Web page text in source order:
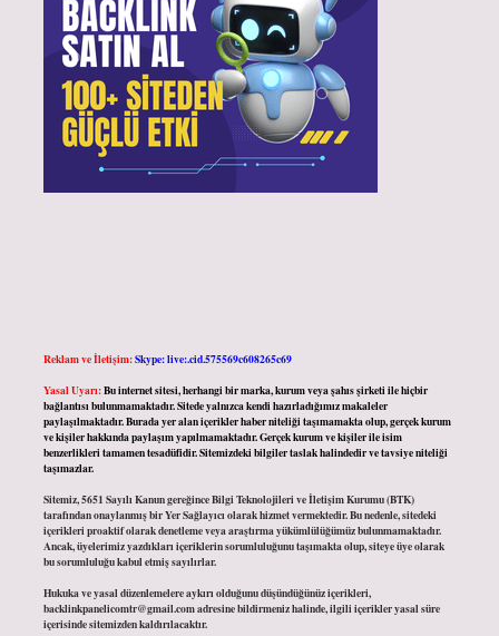
Reklam ve İletişim:Skype: live:.cid.575569c608265c69
Yasal Uyarı:Bu internet sitesi, herhangi bir marka, kurum veya şahıs şirketi ile hiçbir
bağlantısı bulunmamaktadır. Sitede yalnızca kendi hazırladığımız makaleler
paylaşılmaktadır. Burada yer alan içerikler haber niteliği taşımamakta olup, gerçek kurum
ve kişiler hakkında paylaşım yapılmamaktadır. Gerçek kurum ve kişiler ile isim
benzerlikleri tamamen tesadüfidir. Sitemizdeki bilgiler taslak halindedir ve tavsiye niteliği
taşımazlar.
Sitemiz, 5651 Sayılı Kanun gereğince Bilgi Teknolojileri ve İletişim Kurumu (BTK)
tarafından onaylanmış bir Yer Sağlayıcı olarak hizmet vermektedir. Bu nedenle, sitedeki
içerikleri proaktif olarak denetleme veya araştırma yükümlülüğümüz bulunmamaktadır.
Ancak, üyelerimiz yazdıkları içeriklerin sorumluluğunu taşımakta olup, siteye üye olarak
bu sorumluluğu kabul etmiş sayılırlar.
Hukuka ve yasal düzenlemelere aykırı olduğunu düşündüğünüz içerikleri,
backlinkpanelicomtr@gmail.comadresine bildirmeniz halinde, ilgili içerikler yasal süre
içerisinde sitemizden kaldırılacaktır.